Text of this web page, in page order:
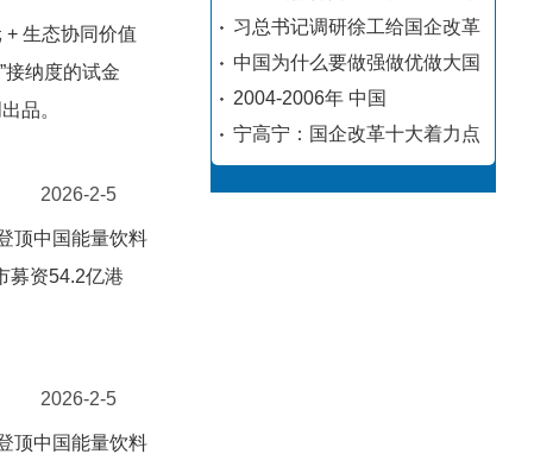
+ 生态协同价值
接纳度的试金
品。
2026-2-5
顶中国能量饮料
募资54.2亿港
2026-2-5
顶中国能量饮料
习总书记调研徐工给国企改革
中国为什么要做强做优做大国
2004-2006年 中国
宁高宁：国企改革十大着力点